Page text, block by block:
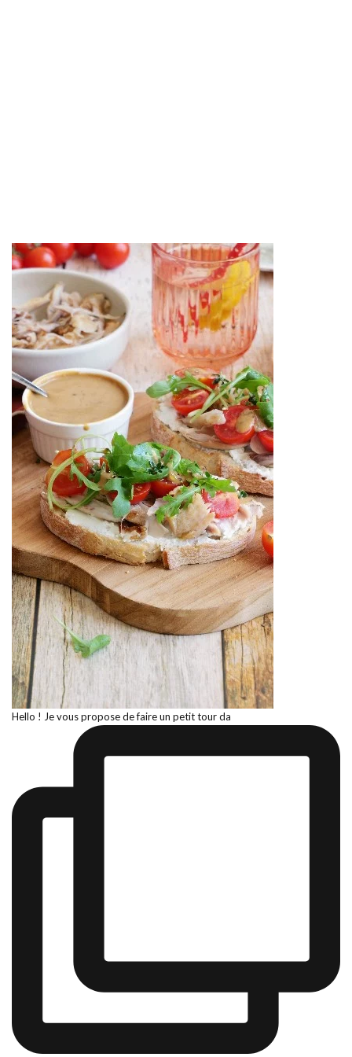
Hello ! Je vous propose de faire un petit tour da